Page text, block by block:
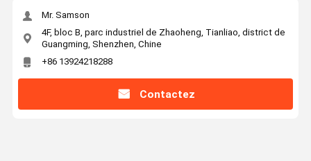
Mr. Samson
4F, bloc B, parc industriel de Zhaoheng, Tianliao, district de
Guangming, Shenzhen, Chine
+86 13924218288
Contactez